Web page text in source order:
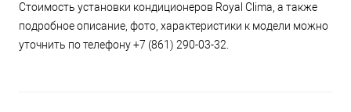
Стоимость установки кондиционеров Royal Clima, а также
подробное описание, фото, характеристики к модели можно
уточнить по телефону +7 (861) 290-03-32.